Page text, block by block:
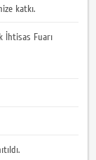
katkı.
İhtisas Fuarı